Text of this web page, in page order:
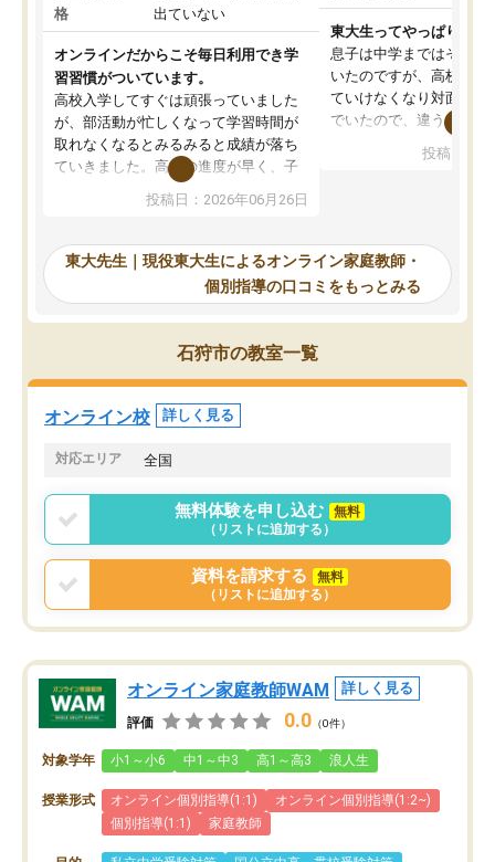
格
出ていない
オンラインだからこそ毎日利用でき学
習習慣がついています。
高校入学してすぐは頑張っていました
が、部活動が忙しくなって学習時間が
取れなくなるとみるみると成績が落ち
ていきました。高校の進度が早く、子
供も家に帰って勉強の話すると嫌な反
応を示します。東大先生にお願いして
れるので、親としても安心です。毎日
使える自習室とかもあり、わからない
ところがあれば先生が回答してくれる
のも重宝しています。
投稿日：2026年06月26日
東大生ってやっぱりすご
息子は中学まではそこそ
いたのですが、高校に入
ていけなくなり対面の塾
でいたので、違うアプロ
で、当初は模試でD判定
自習室が毎日使えていつ
るのが心強かったよう
謝です。
投稿日：
東大先生｜現役東大生によるオンライン家庭教師・
個別指導の口コミをもっとみる
石狩市の教室一覧
オンライン校 詳しく見る
対応エリア 全国
無料体験を申し込む
無料
（リストに追加する）
資料を請求する
無料
（リストに追加する）
オンライン家庭教師WAM 詳しく見る
評価 0.0 （0件）
対象学年 小1～小6 中1～中3 高1～高3 浪人生
授業形式 オンライン個別指導(1:1)
オンライン個別指導(1:2~)
個別指導(1:1)
家庭教師